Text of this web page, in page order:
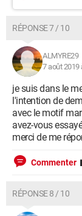
RÉPONSE 7 / 10
ALMYRE29
7 août 2019
je suis dans le
l'intention de
avec le motif
avez-vous essayé
merci de me
Commenter
RÉPONSE 8 / 10